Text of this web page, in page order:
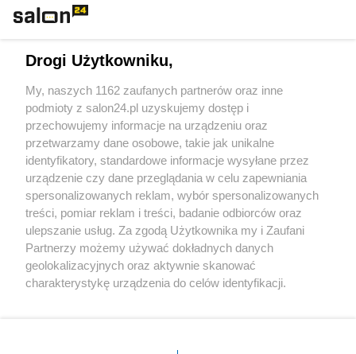
Sport
Społeczeństwo
Kultura
X Facebook Instagram Youtube
Drogi Użytkowniku,
My, naszych 1162 zaufanych partnerów oraz inne
podmioty z salon24.pl uzyskujemy dostęp i
przechowujemy informacje na urządzeniu oraz
przetwarzamy dane osobowe, takie jak unikalne
identyfikatory, standardowe informacje wysyłane przez
urządzenie czy dane przeglądania w celu zapewniania
spersonalizowanych reklam, wybór spersonalizowanych
treści, pomiar reklam i treści, badanie odbiorców oraz
ulepszanie usług. Za zgodą Użytkownika my i Zaufani
Partnerzy możemy używać dokładnych danych
geolokalizacyjnych oraz aktywnie skanować
charakterystykę urządzenia do celów identyfikacji.